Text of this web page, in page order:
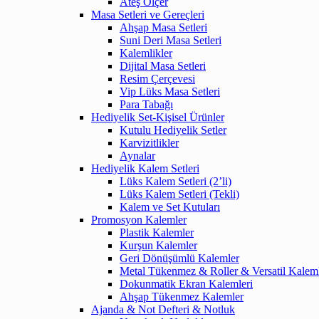
Masa Setleri ve Gereçleri
Ahşap Masa Setleri
Suni Deri Masa Setleri
Kalemlikler
Dijital Masa Setleri
Resim Çerçevesi
Vip Lüks Masa Setleri
Para Tabağı
Hediyelik Set-Kişisel Ürünler
Kutulu Hediyelik Setler
Karvizitlikler
Aynalar
Hediyelik Kalem Setleri
Lüks Kalem Setleri (2’li)
Lüks Kalem Setleri (Tekli)
Kalem ve Set Kutuları
Promosyon Kalemler
Plastik Kalemler
Kurşun Kalemler
Geri Dönüşümlü Kalemler
Metal Tükenmez & Roller & Versatil
Dokunmatik Ekran Kalemleri
Ahşap Tükenmez Kalemler
Ajanda & Not Defteri & Notluk